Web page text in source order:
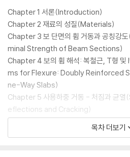
Chapter 1 서론(Introduction)
Chapter 2 재료의 성질(Materials)
Chapter 3 보 단면의 휨 거동과 공칭강
minal Strength of Beam Sections)
Chapter 4 보의 휨 해석: 복철근, T형
ms for Flexure: Doubly Reinforced
ne-Way Slabs)
Chapter 5 사용하중 거동 - 처짐과 균
eflections and Cracking)
Chapter 6 부착, 정착 및 배근 상세
목차 더보기